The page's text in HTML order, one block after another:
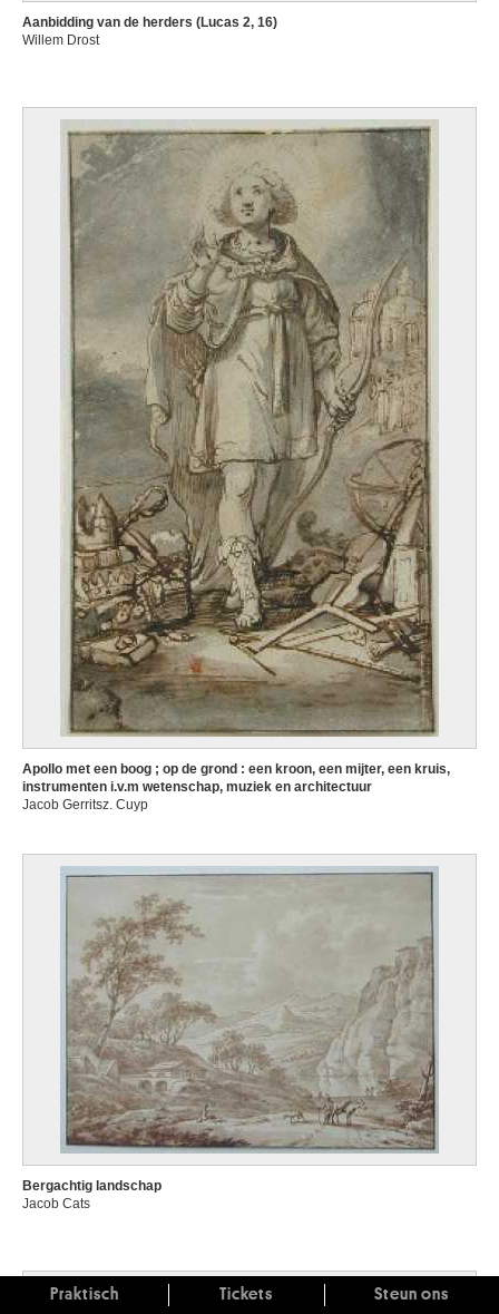
Aanbidding van de herders (Lucas 2, 16)
Willem Drost
Apollo met een boog ; op de grond : een kroon, een mijter, een kruis,
instrumenten i.v.m wetenschap, muziek en architectuur
Jacob Gerritsz. Cuyp
Bergachtig landschap
Jacob Cats
Praktisch Tickets Steun ons